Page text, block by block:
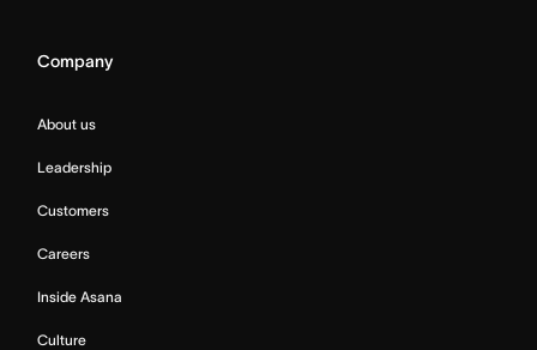
Company
About us
Leadership
Customers
Careers
Inside Asana
Culture